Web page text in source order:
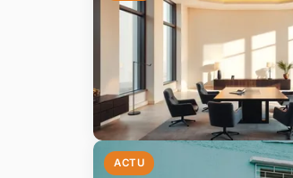
ACTU